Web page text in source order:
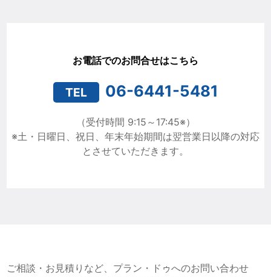
お電話でのお問合せはこちら
TEL 06-6441-5481
（受付時間 9:15～17:45※）
※土・日曜日、祝日、年末年始期間は翌営業日以降の対応
とさせていただきます。
ご相談・お見積りなど、プラン・ドゥへのお問い合わせ